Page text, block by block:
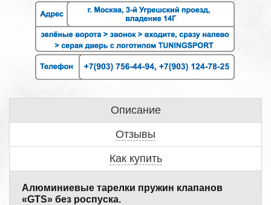
Описание
Отзывы
Как купить
Алюминиевые тарелки пружин клапанов
«GTS» без роспуска.